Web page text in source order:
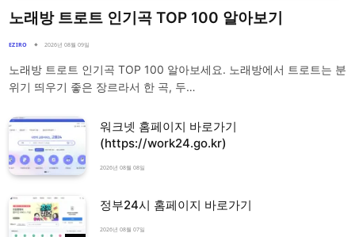
노래방 트로트 인기곡 TOP 100 알아보기
EZIRO 2026년 08월 09일
노래방 트로트 인기곡 TOP 100 알아보세요. 노래방에서 트로트는 분
위기 띄우기 좋은 장르라서 한 곡, 두…
워크넷 홈페이지 바로가기
(https://work24.go.kr)
2026년 08월 08일
정부24시 홈페이지 바로가기
2026년 08월 07일